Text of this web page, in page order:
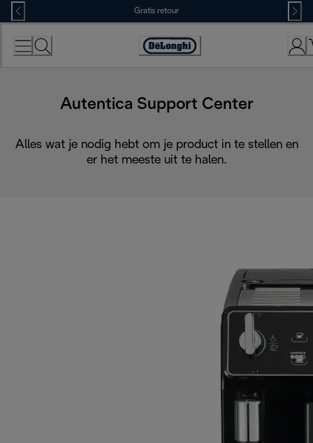
Skip
to
Content
Gratis retour
Accessibility
Autentica Support Center
Alles wat je nodig hebt om je product in te stellen en
er het meeste uit te halen.